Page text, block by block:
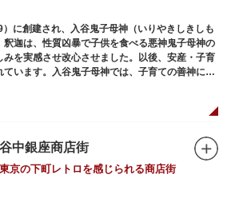
、優雅に観察してみてはいかがでしょうか。
に創建され、入谷鬼子母神（いりやきしきしも
釈迦は、性質凶暴で子供を食べる悪神鬼子母神の
を実感させ改心させました。以後、安産・子育
います。入谷鬼子母神では、子育ての善神にな
に」の文字を使っています。
谷中銀座商店街
東京の下町レトロを感じられる商店街